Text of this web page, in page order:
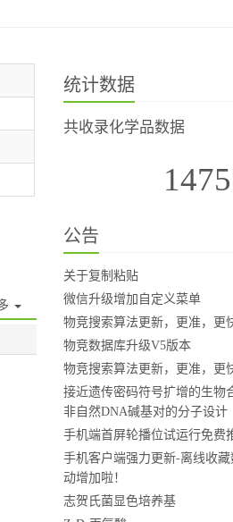
统计数据
共收录化学品数据
公告
关于复制粘贴
微信升级增加自定义菜单
物竞搜索算法更新，更准，更
物竞数据库升级V5版本
物竞搜索算法更新，更准，更
接近遗传密码符号扩增的生物
非自然DNA碱基对的分子设计
手机端首屏轮播位试运行免费
手机客户端强力更新-离线收藏
动增加啦！
志贺氏菌显色培养基